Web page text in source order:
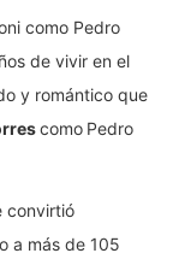
como Pedro
de vivir en el
y romántico que
como Pedro
convirtió
a más de 105